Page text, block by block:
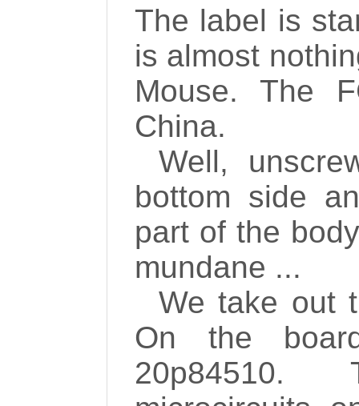
The label is
is almost
Mouse. The
China.
Well,
bottom side
part of the
mundane ...
We take out
On the